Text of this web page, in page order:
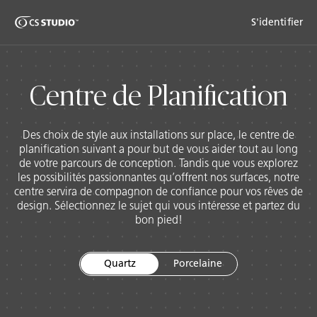
by Nature
The Pebbles
Collection
S'identifier
Centre de Planification
Des choix de style aux installations sur place, le centre de
planification suivant a pour but de vous aider tout au long
de votre parcours de conception. Tandis que vous explorez
les possibilités passionnantes qu’offrent nos surfaces, notre
centre servira de compagnon de confiance pour vos rêves de
design. Sélectionnez le sujet qui vous intéresse et partez du
bon pied!
Quartz Porcelaine